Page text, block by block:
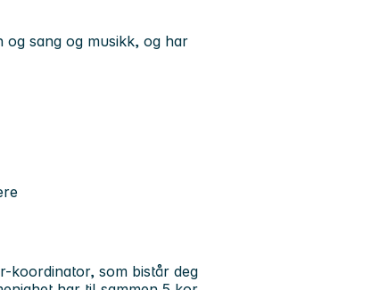
og sang og musikk, og har
koordinator, som bistår deg